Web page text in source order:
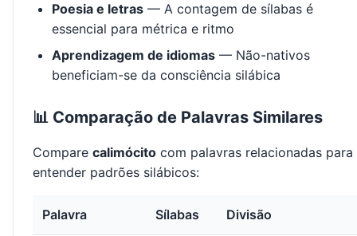
Poesia e letras — A contagem de sílabas é
essencial para métrica e ritmo
Aprendizagem de idiomas — Não-nativos
beneficiam-se da consciência silábica
📊 Comparação de Palavras Similares
Compare calimócito com palavras relacionadas para
entender padrões silábicos:
Palavra Sílabas Divisão